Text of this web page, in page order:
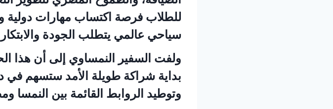
للطلاب فرصة اكتساب مهارات دولية
سياحي عالمي يتطلب الجودة والابتكار
ولفت السفير النمساوي إلى أن هذا
بداية شراكة طويلة الأمد ستسهم في
وتوطيد الروابط القائمة بين النمسا